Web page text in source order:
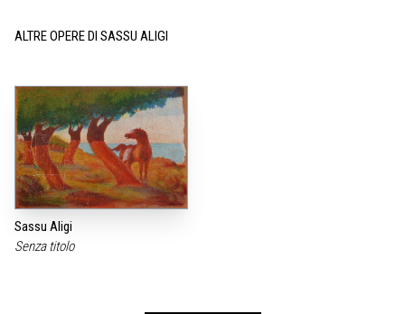
ALTRE OPERE DI SASSU ALIGI
Sassu Aligi
Senza titolo